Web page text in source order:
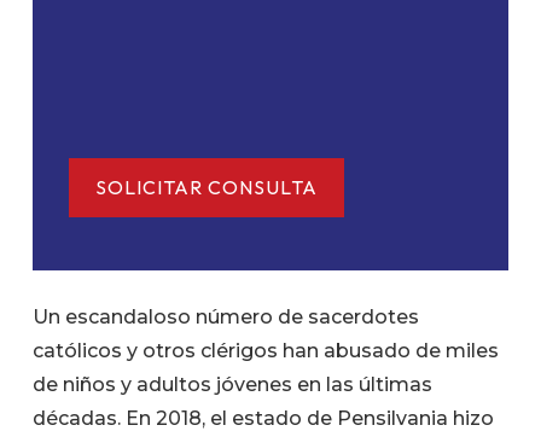
Un escandaloso número de sacerdotes
católicos y otros clérigos han abusado de miles
de niños y adultos jóvenes en las últimas
décadas. En 2018, el estado de Pensilvania hizo